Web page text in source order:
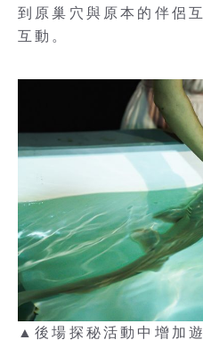
到原巢穴與原本的伴侶
互動。
▲後場探秘活動中增加